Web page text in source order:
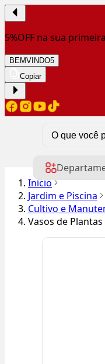
5%OFF na sua
BEMVINDO5
Copiar
Início
Jardim e Piscina
Cultivo e
Vasos de Plantas